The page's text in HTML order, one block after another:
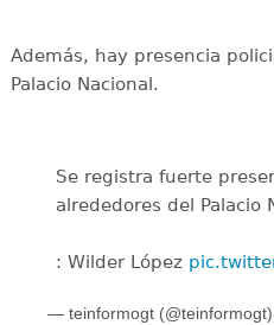
Además, hay presencia
Palacio Nacional.
Se registra fuerte
alrededores del Palacio
: Wilder López
— teinformogt (@teinformogt)